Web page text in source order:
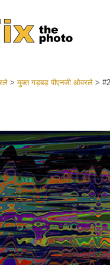
शादी की
बेस्ट
मोबाइल
>मुक्त गड़बड़ पीएनजी ओवरले>